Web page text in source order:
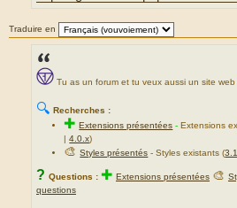
Traduire en
Tu as un forum et tu veux aussi un site web
🔍 Recherches :
✚Extensions présentées -Extensions
|4.0.x)
🎨Styles présentés - Styles existants (
? Questions : ✚ Extensions présentées 🎨
questions